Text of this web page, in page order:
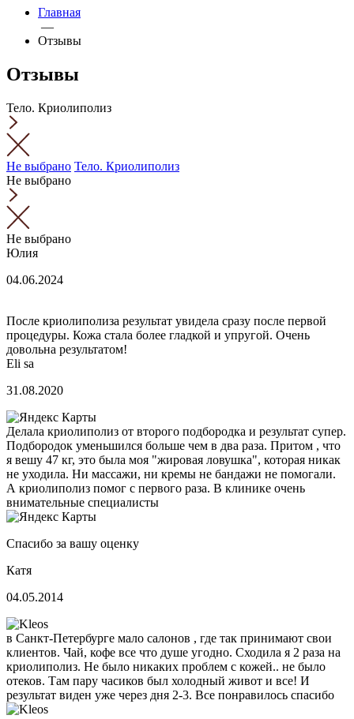
Главная
—
Отзывы
Отзывы
Тело. Криолиполиз
Не выбрано Тело. Криолиполиз
Не выбрано
Не выбрано
Юлия
04.06.2024
После криолиполиза результат увидела сразу после первой
процедуры. Кожа стала более гладкой и упругой. Очень
довольна результатом!
Eli sa
31.08.2020
Делала криолиполиз от второго подбородка и результат супер.
Подбородок уменьшился больше чем в два раза. Притом , что
я вешу 47 кг, это была моя "жировая ловушка", которая никак
не уходила. Ни массажи, ни кремы не бандажи не помогали.
А криолиполиз помог с первого раза. В клинике очень
внимательные специалисты
Спасибо за вашу оценку
Катя
04.05.2014
в Санкт-Петербурге мало салонов , где так принимают свои
клиентов. Чай, кофе все что душе угодно. Сходила я 2 раза на
криолиполиз. Не было никаких проблем с кожей.. не было
отеков. Там пару часиков был холодный живот и все! И
результат виден уже через дня 2-3. Все понравилось спасибо